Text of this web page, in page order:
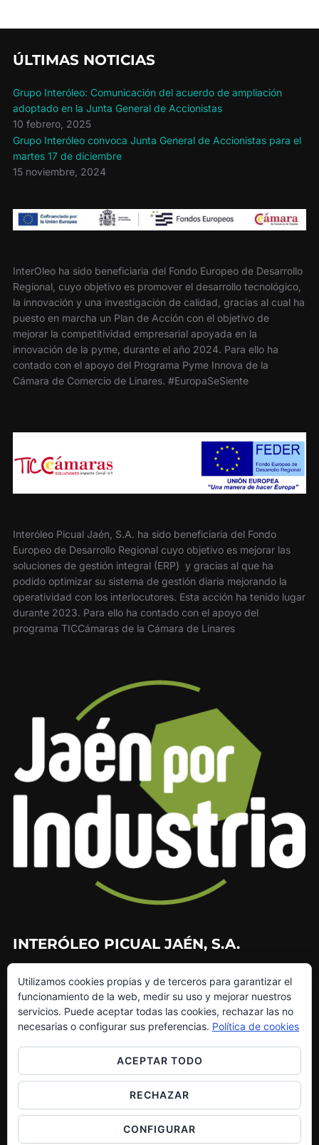
ÚLTIMAS NOTICIAS
Grupo Interóleo: Comunicación del acuerdo de ampliación
adoptado en la Junta General de Accionistas
10 febrero, 2025
Grupo Interóleo convoca Junta General de Accionistas para el
martes 17 de diciembre
15 noviembre, 2024
InterOleo ha sido beneficiaria del Fondo Europeo de Desarrollo
Regional, cuyo objetivo es promover el desarrollo tecnológico,
la innovación y una investigación de calidad, gracias al cual ha
puesto en marcha un Plan de Acción con el objetivo de
mejorar la competitividad empresarial apoyada en la
innovación de la pyme, durante el año 2024. Para ello ha
contado con el apoyo del Programa Pyme Innova de la
Cámara de Comercio de Linares. #EuropaSeSiente
Interóleo Picual Jaén, S.A. ha sido beneficiaria del Fondo
Europeo de Desarrollo Regional cuyo objetivo es mejorar las
soluciones de gestión integral (ERP) y gracias al que ha
podido optimizar su sistema de gestión diaria mejorando la
operatividad con los interlocutores. Esta acción ha tenido lugar
durante 2023. Para ello ha contado con el apoyo del
programa TICCámaras de la Cámara de Linares
INTERÓLEO PICUAL JAÉN, S.A.
953 226 010
953 272 499
info@interoleo.com
canaldedenuncias@interoleo.com
Inspiro ThemeporWPZOOM
Utilizamos cookies propias y de terceros para garantizar el
funcionamiento de la web, medir su uso y mejorar nuestros
servicios. Puede aceptar todas las cookies, rechazar las no
necesarias o configurar sus preferencias. Política de cookies
ACEPTAR TODO
RECHAZAR
CONFIGURAR